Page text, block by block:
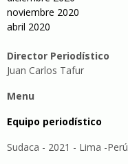
noviembre 2020
abril 2020
Director Periodístico
Juan Carlos Tafur
Menu
Equipo periodístico
Sudaca - 2021 - Lima -Perú